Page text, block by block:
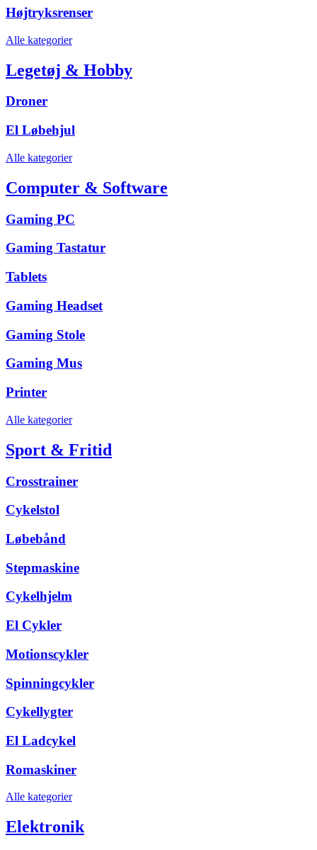
Højtryksrenser
Alle kategorier
Legetøj & Hobby
Droner
El Løbehjul
Alle kategorier
Computer & Software
Gaming PC
Gaming Tastatur
Tablets
Gaming Headset
Gaming Stole
Gaming Mus
Printer
Alle kategorier
Sport & Fritid
Crosstrainer
Cykelstol
Løbebånd
Stepmaskine
Cykelhjelm
El Cykler
Motionscykler
Spinningcykler
Cykellygter
El Ladcykel
Romaskiner
Alle kategorier
Elektronik